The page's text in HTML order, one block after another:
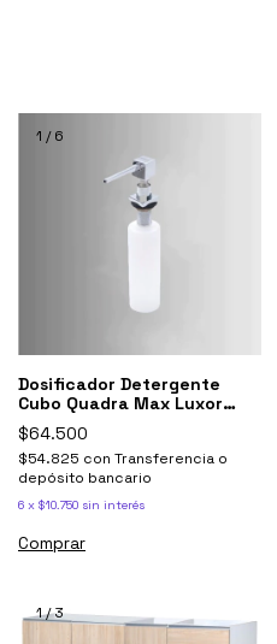
1 /6
Dosificador Detergente
Cubo Quadra Max Luxor
Johnson Acero
$64.500
$54.825 con Transferencia o
depósito bancario
6 x $10.750 sin interés
1/3